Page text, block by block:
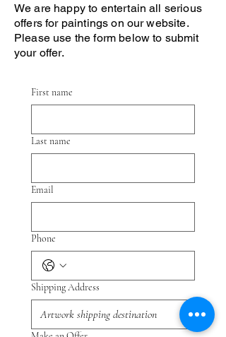
We are happy to entertain all serious
offers for paintings on our website.
Please use the form below to submit
your offer.
First name
Last name
Email
Phone
Shipping Address